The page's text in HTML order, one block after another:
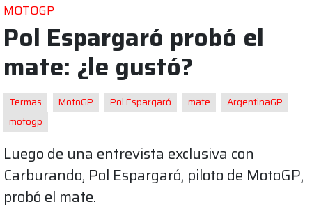
MOTOGP
Pol Espargaró probó el
mate: ¿le gustó?
Termas MotoGP Pol Espargaró mate
ArgentinaGP
motogp
Luego de una entrevista exclusiva con
Carburando, Pol Espargaró, piloto de MotoGP,
probó el mate.